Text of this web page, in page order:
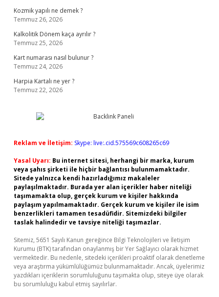
Kozmik yapılı ne demek ?
Temmuz 26, 2026
Kalkolitik Dönem kaça ayrılır ?
Temmuz 25, 2026
Kart numarası nasıl bulunur ?
Temmuz 24, 2026
Harpia Kartalı ne yer ?
Temmuz 22, 2026
Reklam ve İletişim: Skype: live:.cid.575569c608265c69
Yasal Uyarı: Bu internet sitesi, herhangi bir marka, kurum
veya şahıs şirketi ile hiçbir bağlantısı bulunmamaktadır.
Sitede yalnızca kendi hazırladığımız makaleler
paylaşılmaktadır. Burada yer alan içerikler haber niteliği
taşımamakta olup, gerçek kurum ve kişiler hakkında
paylaşım yapılmamaktadır. Gerçek kurum ve kişiler ile isim
benzerlikleri tamamen tesadüfidir. Sitemizdeki bilgiler
taslak halindedir ve tavsiye niteliği taşımazlar.
Sitemiz, 5651 Sayılı Kanun gereğince Bilgi Teknolojileri ve İletişim
Kurumu (BTK) tarafından onaylanmış bir Yer Sağlayıcı olarak hizmet
vermektedir. Bu nedenle, sitedeki içerikleri proaktif olarak denetleme
veya araştırma yükümlülüğümüz bulunmamaktadır. Ancak, üyelerimiz
yazdıkları içeriklerin sorumluluğunu taşımakta olup, siteye üye olarak
bu sorumluluğu kabul etmiş sayılırlar.